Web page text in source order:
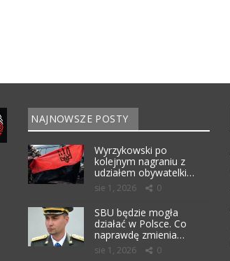
NAJNOWSZE POSTY
Wyrzykowski po
kolejnym nagraniu z
udziałem obywatelki…
sie 1, 2026 0
SBU będzie mogła
działać w Polsce. Co
naprawdę zmienia…
sie 1, 2026 0